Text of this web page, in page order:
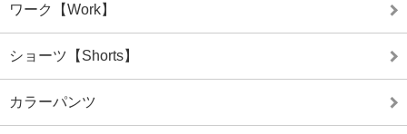
ワーク【Work】
ショーツ【Shorts】
カラーパンツ